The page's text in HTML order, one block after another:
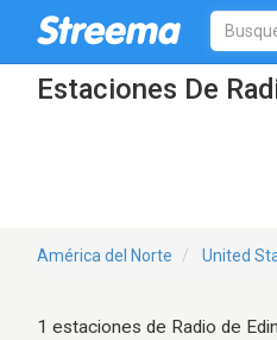
Estaciones De
América del Norte United
1 estaciones de Radio de